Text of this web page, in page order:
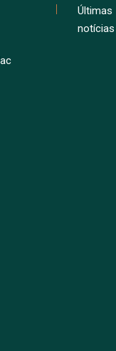
Últimas
notícias